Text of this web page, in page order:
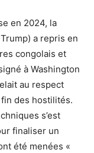
en 2024, la
a repris en
congolais et
à Washington
au respect
des hostilités.
s’est
finaliser un
été menées «